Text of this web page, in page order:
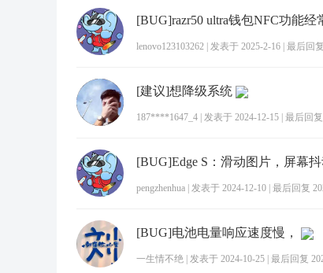
[BUG]razr50 ultra钱包NFC功能经
lenovo123103262 发表于 2025-2-16 最后回
[建议]想降级系统
187****1647_4 发表于 2024-12-15 最后回
[BUG]Edge S：滑动图片，屏幕
pengzhenhua 发表于 2024-12-10 最后回复
[BUG]电池电量响应速度慢，
一生情不绝 发表于 2024-10-25 最后回复